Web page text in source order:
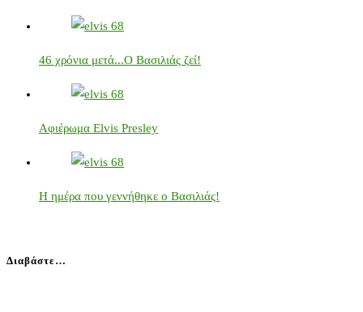
46 χρόνια μετά...Ο Βασιλιάς ζεί!
Αφιέρωμα Elvis Presley
Η ημέρα που γεννήθηκε ο Βασιλιάς!
Διαβάστε…